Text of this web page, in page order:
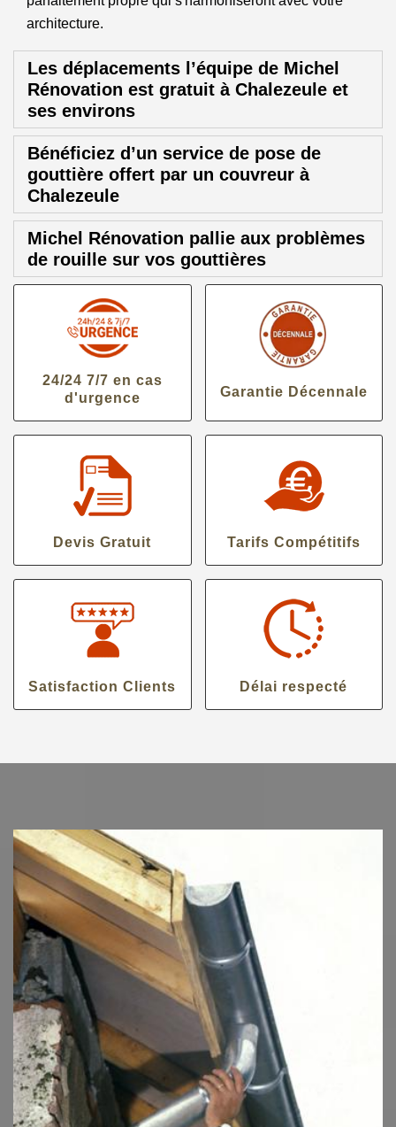
architecture.
Les déplacements l’équipe de Michel
Rénovation est gratuit à Chalezeule et
ses environs
Bénéficiez d’un service de pose de
gouttière offert par un couvreur à
Chalezeule
Michel Rénovation pallie aux problèmes
de rouille sur vos gouttières
24/24 7/7 en cas
d'urgence
Garantie Décennale
Devis Gratuit Tarifs Compétitifs
Satisfaction Clients Délai respecté